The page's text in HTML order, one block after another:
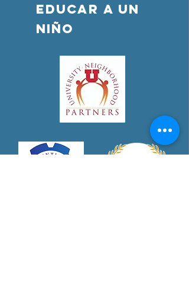
Educar a un
niño